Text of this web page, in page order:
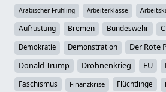
Arabischer Frühling Arbeiterklasse
Aufrüstung Bremen Bundeswehr
Demokratie Demonstration Der Rote
Donald Trump
Drohnenkrieg EU
Faschismus Finanzkrise Flüchtlinge